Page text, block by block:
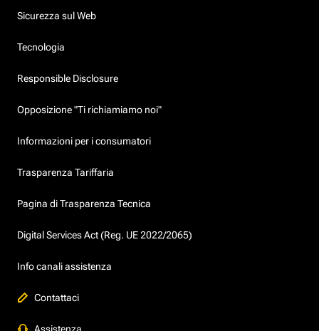
Sicurezza sul Web
Tecnologia
Responsible Disclosure
Opposizione "Ti richiamiamo noi"
Informazioni per i consumatori
Trasparenza Tariffaria
Pagina di Trasparenza Tecnica
Digital Services Act (Reg. UE 2022/2065)
Info canali assistenza
Contattaci